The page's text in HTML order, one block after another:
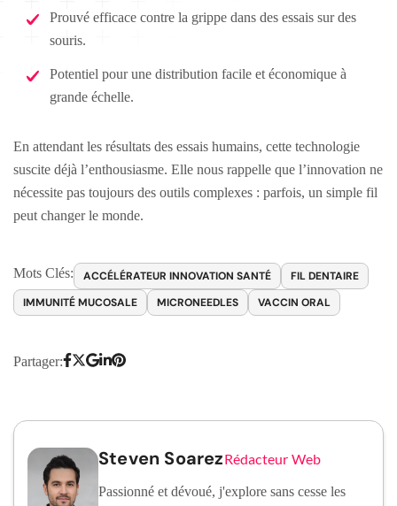
Prouvé efficace contre la grippe dans des essais sur des
souris.
Potentiel pour une distribution facile et économique à
grande échelle.
En attendant les résultats des essais humains, cette technologie
suscite déjà l’enthousiasme. Elle nous rappelle que l’innovation ne
nécessite pas toujours des outils complexes : parfois, un simple fil
peut changer le monde.
Mots Clés: ACCÉLÉRATEUR INNOVATION SANTÉ
FIL DENTAIRE
IMMUNITÉ MUCOSALE
MICRONEEDLES VACCIN ORAL
Partager:
Steven SoarezRédacteur Web
Passionné et dévoué, j'explore sans cesse les